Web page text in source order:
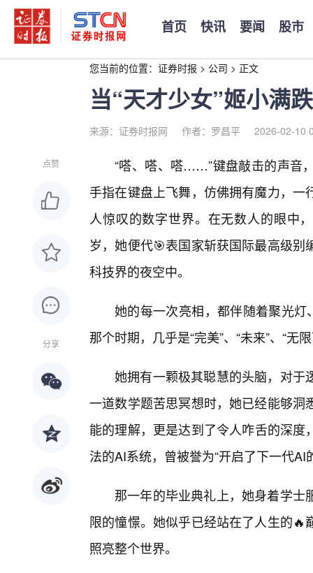
首页 快讯 要闻 股市
您当前的位置： 证券时报 > 公司 > 正文
当“天才少女”姬小满
来源：证券时报网 作者：罗昌平 2026-02-10
点赞
分享
“嗒、嗒、嗒……”键盘敲击的声音
手指在键盘上飞舞，仿佛拥有魔力，
人惊叹的数字世界。在无数人的眼中
岁，她便代🎯表国家斩获国际最高级
科技界的夜空中。
她的每一次亮相，都伴随着聚光灯
那个时期，几乎是“完美”、“未来”、“无
她拥有一颗极其聪慧的头脑，对于
一道数学题苦思冥想时，她已经能够
能的理解，更是达到了令人咋舌的深
法的AI系统，曾被誉为“开启了下一代AI
那一年的毕业典礼上，她身着学
限的憧憬。她似乎已经站在了人生的
照亮整个世界。